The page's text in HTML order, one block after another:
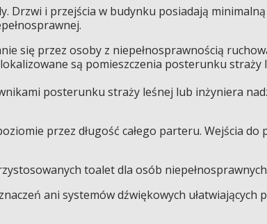
Drzwi i przejścia w budynku posiadają
się przez osoby z niepełnosprawnością
są pomieszczenia posterunku
posterunku straży leśnej lub inżyniera
przez długość całego parteru. Wejścia
toalet dla osób
ani systemów dźwiękowych